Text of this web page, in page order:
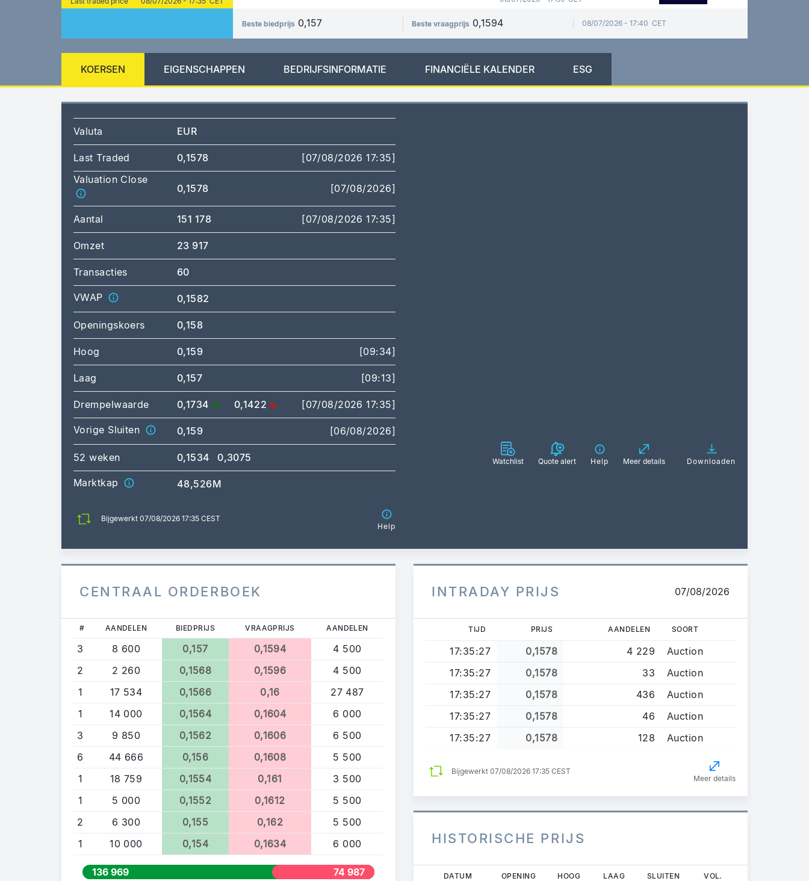
Beste biedprijs 0,157 Beste vraagprijs 0,1594 08/07/2026 - 17:40 CET
KOERSEN EIGENSCHAPPEN BEDRIJFSINFORMATIE FINANCIËLE KALENDER ESG
Valuta EUR
Last Traded 0,1578
[07/08/2026 17:35]
Valuation Close
0,1578 [07/08/2026]
Aantal 151 178 [07/08/2026 17:35]
Omzet 23 917
Transacties 60
VWAP 0,1582
Openingskoers 0,158
Hoog 0,159 [09:34]
Laag 0,157 [09:13]
Drempelwaarde 0,1734 0,1422 [07/08/2026 17:35]
Vorige Sluiten 0,159 [06/08/2026]
52 weken 0,1534 0,3075
Marktkap 48,526M
Bijgewerkt 07/08/2026 17:35 CEST
Help
Watchlist Quote alert Help Meer details Downloaden
CENTRAAL ORDERBOEK
# AANDELEN BIEDPRIJS VRAAGPRIJS AANDELEN
3 8 600 0,157 0,1594
4 500
2
2 260 0,1568 0,1596
4 500
1
17 534 0,1566 0,16
27 487
1
14 000 0,1564 0,1604
6 000
3
9 850 0,1562 0,1606
6 500
6
44 666 0,156 0,1608
5 500
1
18 759 0,1554 0,161
3 500
1
5 000 0,1552 0,1612
5 500
2
6 300 0,155 0,162
5 500
1
10 000 0,154 0,1634 6 000
136 969
74 987
INTRADAY PRIJS 07/08/2026
TIJD PRIJS AANDELEN SOORT
17:35:27 0,1578 4 229
Auction
17:35:27
0,1578 33
Auction
17:35:27
0,1578 436
Auction
17:35:27
0,1578 46
Auction
17:35:27
0,1578 128 Auction
Bijgewerkt 07/08/2026 17:35 CEST
Meer details
HISTORISCHE PRIJS
Overslaan
DATUM OPENING HOOG LAAG SLUITEN VOL.